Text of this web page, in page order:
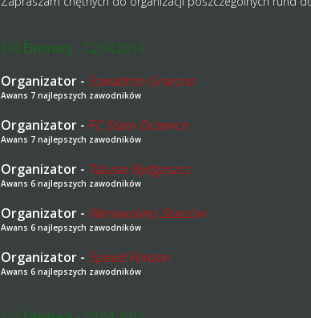
1/4 Eliminacji - 12.04.2014
Organizator - Szwadron Gniezno
Awans 7 najlepszych zawodników
Organizator - FC Stare Drzewce
Awans 7 najlepszych zawodników
Organizator - Tatusie Bydgoszcz
Awans 6 najlepszych zawodników
Organizator - Werewolves Staszów
Awans 6 najlepszych zawodników
Organizator - Speed Fordon
Awans 6 najlepszych zawodników